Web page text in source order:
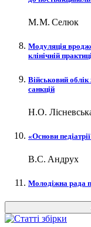
М. М. Селюк
Модуляція
клінічній
Військовий
санкцій
Н.О.
«Основи
В.С. Андрух
Молодіжна рада